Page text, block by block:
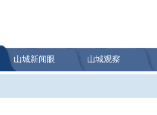
山城新闻眼 山城观察